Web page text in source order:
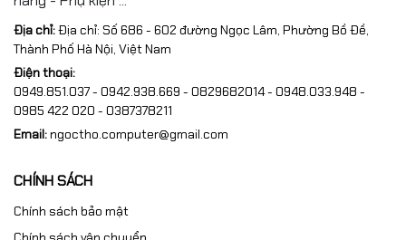
Địa chỉ:Địa chỉ: Số 686 - 602 đường Ngọc Lâm, Phường Bồ Đề,
Thành Phố Hà Nội, Việt Nam
Điện thoại:
0949.851.037 - 0942.938.669 - 0829682014 - 0948.033.948 -
0985 422 020 - 0387378211
Email:ngoctho.computer@gmail.com
CHÍNH SÁCH
Chính sách bảo mật